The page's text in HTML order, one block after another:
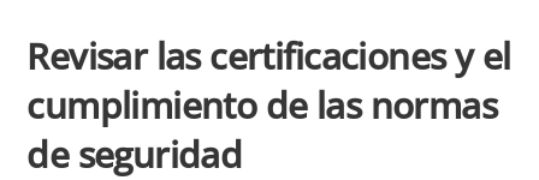
Revisar las certificaciones y el
cumplimiento de las normas
de seguridad